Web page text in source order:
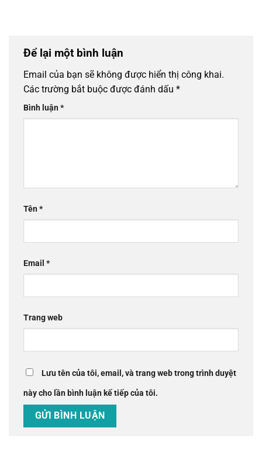
Để lại một bình luận
Email của bạn sẽ không được hiển thị công khai.
Các trường bắt buộc được đánh dấu *
Bình luận*
Tên*
Email *
Trang web
Lưu tên của tôi, email, và trang web trong trình duyệt
này cho lần bình luận kế tiếp của tôi.